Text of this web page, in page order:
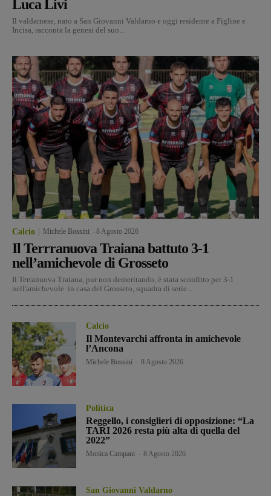
Luca Livi
Il valdarnese, nato a San Giovanni Valdarno e oggi residente a Figline e
Incisa, racconta la genesi del suo...
Calcio Michele Bossini 8 Agosto 2026
Il Terrranuova Traiana battuto 3-1
nell’amichevole di Grosseto
Il Terranuova Traiana, pur non demeritando, è stata sconfitto per 3-1
nell'amichevole in casa del Grosseto, squadra di serie...
Calcio
Il Montevarchi affronta in amichevole
l’Ancona
Michele Bossini 8 Agosto 2026
Politica
Reggello, i consiglieri di opposizione: “La
TARI 2026 resta più alta di quella del
2022”
Monica Campani 8 Agosto 2026
San Giovanni Valdarno